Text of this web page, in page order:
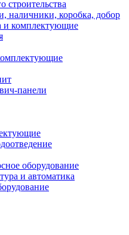
строительства
наличники, коробка, добор
и комплектующие
панели
оборудование
и автоматика